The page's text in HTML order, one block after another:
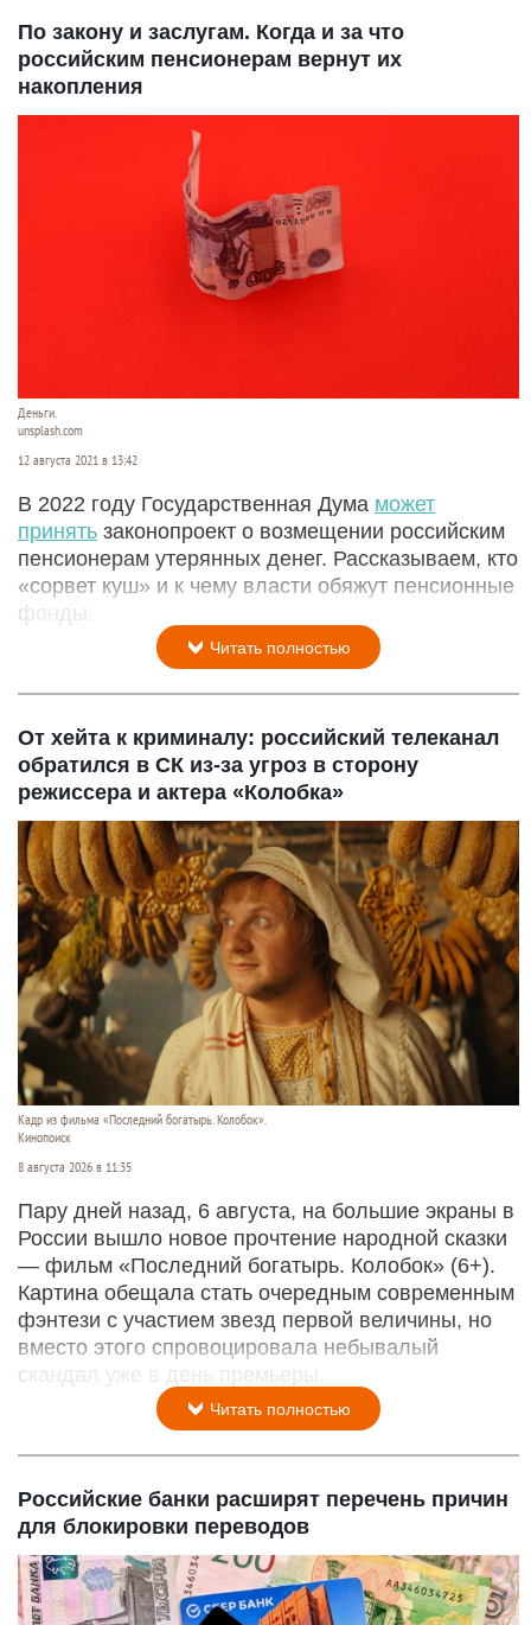
По закону и заслугам. Когда и за что
российским пенсионерам вернут их
накопления
Деньги.
unsplash.com
12 августа 2021 в 13:42
В 2022 году Государственная Дума может
принять законопроект о возмещении российским
пенсионерам утерянных денег. Рассказываем, кто
«сорвет куш» и к чему власти обяжут пенсионные
фонды.
Читать полностью
От хейта к криминалу: российский телеканал
обратился в СК из-за угроз в сторону
режиссера и актера «Колобка»
Кадр из фильма «Последний богатырь. Колобок».
Кинопоиск
8 августа 2026 в 11:35
Пару дней назад, 6 августа, на большие экраны в
России вышло новое прочтение народной сказки
— фильм «Последний богатырь. Колобок» (6+).
Картина обещала стать очередным современным
фэнтези с участием звезд первой величины, но
вместо этого спровоцировала небывалый
скандал уже в день премьеры.
Читать полностью
Российские банки расширят перечень причин
для блокировки переводов